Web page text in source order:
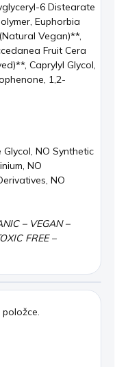
6 Distearate
Euphorbia
Vegan)**,
Fruit Cera
Caprylyl Glycol,
1,2-
Glycol, NO Synthetic
NO
NO
– VEGAN –
FREE –